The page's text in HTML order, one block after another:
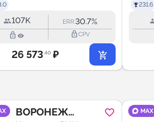
107K ERR:30.7%
lock_outline lock_outlineCPV
26 573.40 ₽
231.6
ВОРОНЕЖ
MAX